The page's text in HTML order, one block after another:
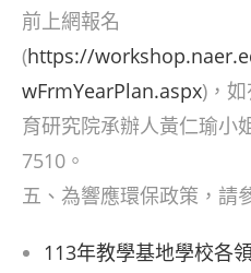
前上網報名
(https://
wFrmYearPlan.aspx)，
育研究院承辦人黃仁瑜小
7510。
五、為響應環保政策，請
113年教學基地學校各